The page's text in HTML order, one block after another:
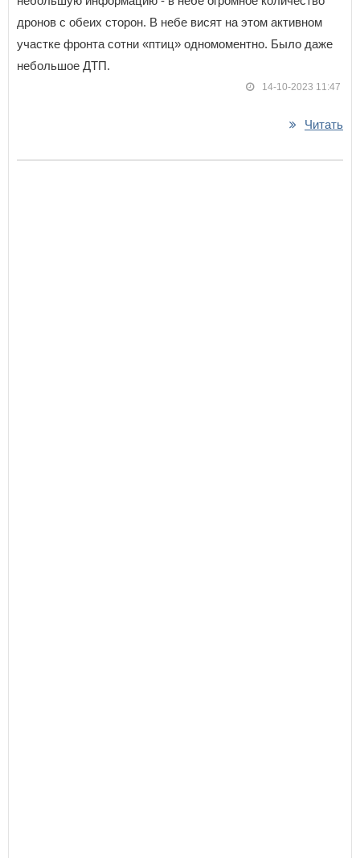
дронов с обеих сторон. В небе висят на этом активном
участке фронта сотни «птиц» одномоментно. Было даже
небольшое ДТП.
14-10-2023 11:47
Читать